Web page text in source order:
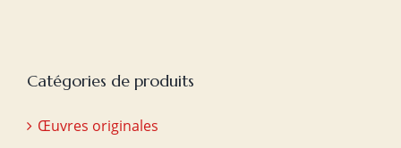
Catégories de produits
Œuvres originales